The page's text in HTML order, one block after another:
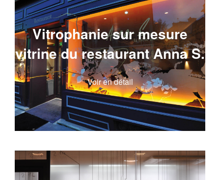
Vitrophanie sur mesure
vitrine du restaurant Anna S.
Voir en détail